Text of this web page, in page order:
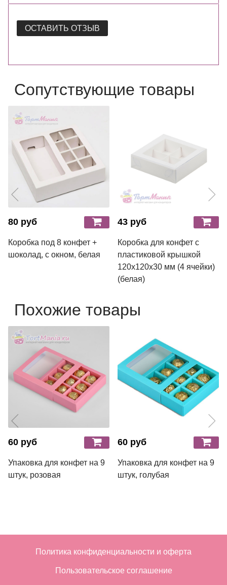
ОСТАВИТЬ ОТЗЫВ
Сопутствующие товары
80 руб
Коробка под 8 конфет +
шоколад, с окном, белая
43 руб
Коробка для конфет с
пластиковой крышкой
120х120х30 мм (4 ячейки)
(белая)
Похожие товары
60 руб
Упаковка для конфет на 9
штук, розовая
60 руб
Упаковка для конфет на 9
штук, голубая
Политика конфиденциальности и оферта
Пользовательское соглашение